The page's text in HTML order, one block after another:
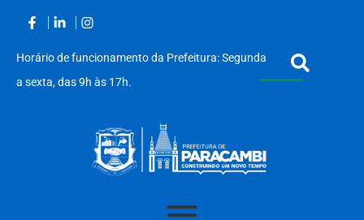
Horário de funcionamento da Prefeitura: Segunda
a sexta, das 9h às 17h.